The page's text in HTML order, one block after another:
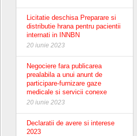
Licitatie deschisa Preparare si
distributie hrana pentru pacientii
internati in INNBN
20 iunie 2023
Negociere fara publicarea
prealabila a unui anunt de
participare-furnizare gaze
medicale si servicii conexe
20 iunie 2023
Declaratii de avere si interese
2023